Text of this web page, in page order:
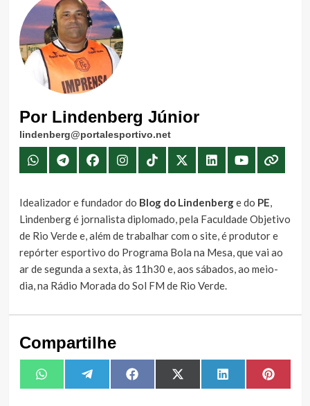
Por Lindenberg Júnior
lindenberg@portalesportivo.net
Idealizador e fundador do Blog do Lindenberge do PE,
Lindenberg é jornalista diplomado, pela Faculdade Objetivo
de Rio Verde e, além de trabalhar com o site, é produtor e
repórter esportivo do Programa Bola na Mesa, que vai ao
ar de segunda a sexta, às 11h30 e, aos sábados, ao meio-
dia, na Rádio Morada do Sol FM de Rio Verde.
Compartilhe
Share
on
WhatsAppShare
on
TelegramShare
on
FacebookShare
on
X
(Twitter)
Share
on
LinkedIn Share
on